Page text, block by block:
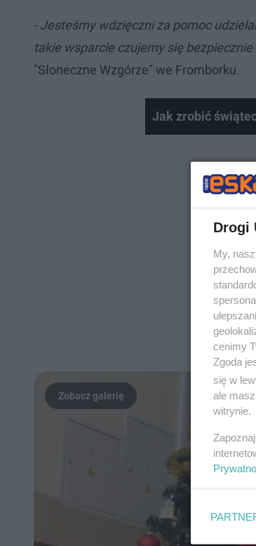
- Jesteśmy wdzięczni za pomoc
takie wsparcie czujemy się bezpiecznie
"Słoneczne Wzgórze" we Fromborku.
Jak zrobić
Drogi
My,
cenimy
Zgoda
się w
ale
witrynie.